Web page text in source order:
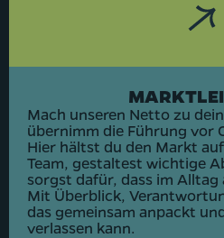
Mach unseren Netto zu
übernimm die Führung vor
Hier hältst du den Markt
Team, gestaltest wichtige
sorgst dafür, dass im Alltag
Mit Überblick,
das gemeinsam anpackt
verlassen kann.